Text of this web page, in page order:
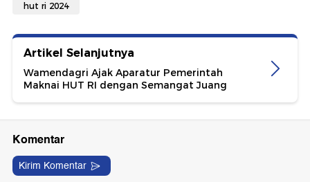
hut ri 2024
Artikel Selanjutnya
Wamendagri Ajak Aparatur Pemerintah
Maknai HUT RI dengan Semangat Juang